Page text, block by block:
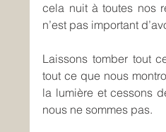
cela nuit à toutes nos
n’est pas important
Laissons tomber tout
tout ce que nous
la lumière et cessons
nous ne sommes pas.